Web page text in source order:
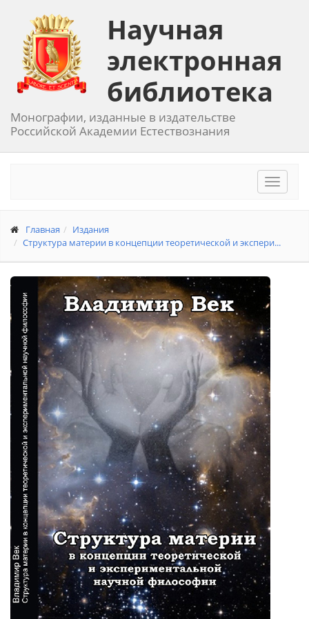
Научная
электронная
библиотека
Монографии, изданные в издательстве
Российской Академии Естествознания
Toggle
Главная
Издания
Структура материи в концепции теоретической и экспери...